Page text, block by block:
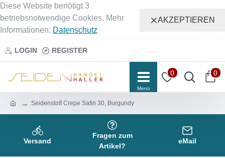
Diese Website benötigt 3
betriebsnotwendige Cookies. Mehr
Informationen: Datenschutz
AKZEPTIEREN
LOGIN REGISTER
0 0
Seidenstoff Crepe Satin 30, Burgundy
Versand
Fragen zum
Artikel?
eMail